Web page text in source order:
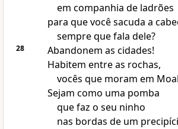
em companhia de ladrões
para que você sacuda a
sempre que fala dele?
28
Abandonem as cidades!
Habitem entre as rochas,
vocês que moram em
Sejam como uma pomba
que faz o seu ninho
nas bordas de um